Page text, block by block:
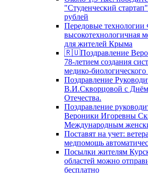
"Студенческий
рублей
Передовые
высокотехнологичная
для жителей Крыма
🇷🇺Поздравление
78-летием создания
медико-биологического
Поздравление
В.И.Скворцовой с
Отечества.
Поздравление
Вероники Игоревны
Международным
Поставят на учет:
медпомощь
Посылки жителям
областей можно
бесплатно